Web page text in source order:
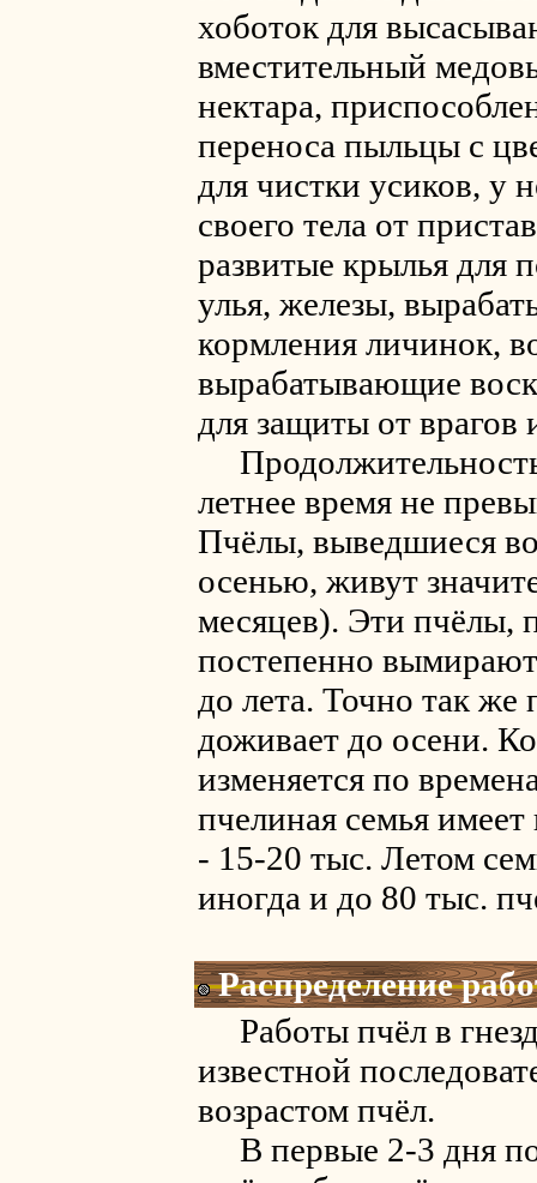
хоботок для
вместительный
нектара,
переноса пыльцы с
для чистки усиков, у
своего тела от
развитые крылья для
улья, железы,
кормления личинок,
вырабатывающие
для защиты от врагов
летнее время не
Пчёлы, выведшиеся
осенью, живут
месяцев). Эти пчёлы,
постепенно
до лета. Точно так же
доживает до осени.
изменяется по
пчелиная семья
- 15-20 тыс. Летом
иногда и до 80 тыс.
Распределение
Работы пчёл в
известной
возрастом пчёл.
В первые 2-3 дня